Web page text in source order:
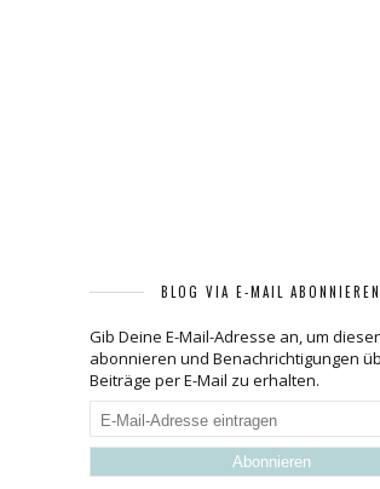
BLOG VIA E-MAIL ABONNIEREN
Gib Deine E-Mail-Adresse an, um
abonnieren und Benachrichtigungen
Beiträge per E-Mail zu erhalten.
E-
Mail-
Adresse
eintragen